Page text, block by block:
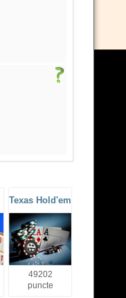
Texas Hold'em
49202
puncte